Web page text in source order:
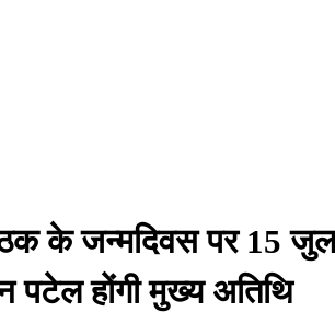
के जन्मदिवस पर 15
पटेल होंगी मुख्य अतिथि